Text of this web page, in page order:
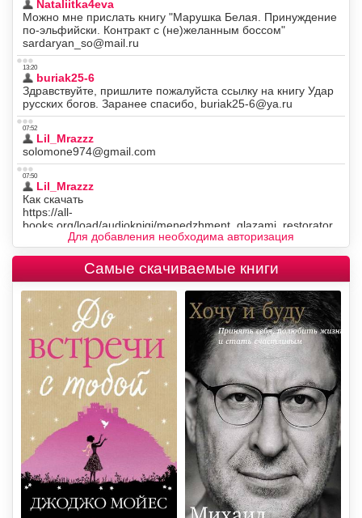
Для добавления необходима авторизация
Самые скачиваемые книги